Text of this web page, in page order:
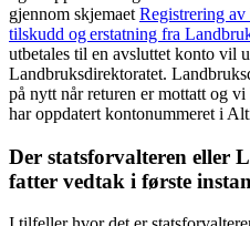
gjennom skjemaet Registrering
tilskudd og erstatning fra
utbetales til en avsluttet konto vil
Landbruksdirektoratet.
på nytt når returen er mottatt og
har oppdatert kontonummeret i
Der statsforvalteren eller
fatter vedtak i første